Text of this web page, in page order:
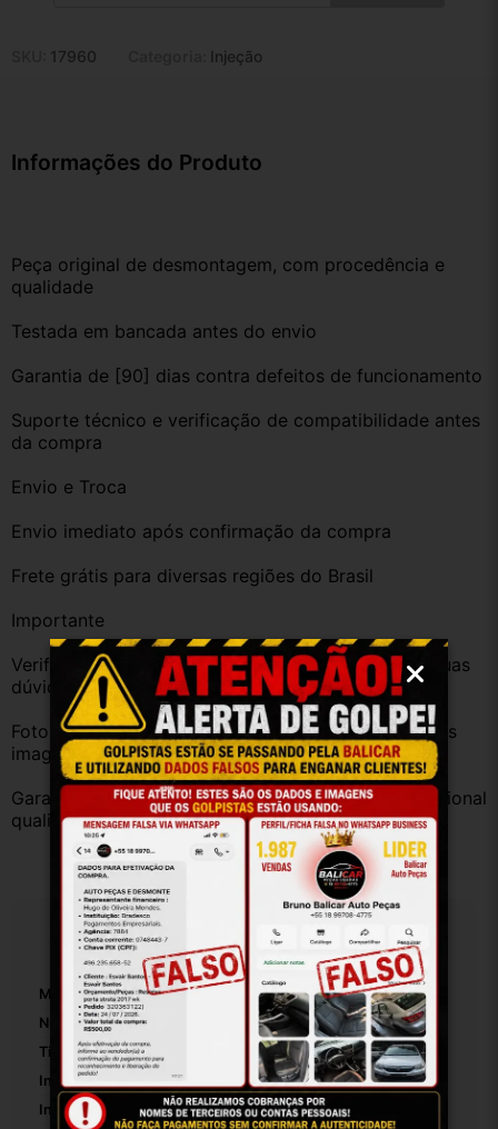
17960 Injeção
Informações do Produto
Peça original de desmontagem, com procedência e
qualidade
Testada em bancada antes do envio
Garantia de [90] dias contra defeitos de funcionamento
Suporte técnico e verificação de compatibilidade antes
da compra
Envio e Troca
Envio imediato após confirmação da compra
Frete grátis para diversas regiões do Brasil
Importante
Verifique a compatibilidade com seu veículo. Tire suas
dúvidas no campo de perguntas!
Fotos reais do produto. Peça exatamente igual à das
imagens.
Garantia válida somente com instalação por profissional
qualificado.
Especificações
Marca: Gm
Número De Peça: 17097226
Tipo De Injeção: Monoponto
Inclui Atuador De Marcha Lenta: False
Inclui Sensor De Posição: